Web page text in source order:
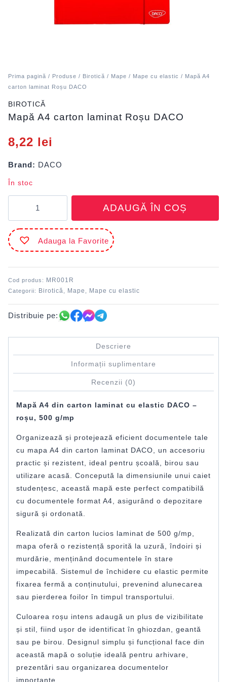
Prima pagină / Produse / Birotică / Mape / Mape cu elastic / Mapă A4
carton laminat Roșu DACO
BIROTICĂ
Mapă A4 carton laminat Roșu DACO
8,22 lei
Brand: DACO
În stoc
A4
carton
laminat
Roșu
ADAUGĂ ÎN COȘ
Adauga la Favorite
Cod produs: MR001R
Categorii: Birotică Mape Mape cu elastic
Distribuie pe:
Descriere
Informații suplimentare
Recenzii (0)
Mapă A4 din carton laminat cu elastic DACO –
roșu, 500 g/mp
Organizează și protejează eficient documentele tale
cu mapa A4 din carton laminat DACO, un accesoriu
practic și rezistent, ideal pentru școală, birou sau
utilizare acasă. Concepută la dimensiunile unui caiet
studențesc, această mapă este perfect compatibilă
cu documentele format A4, asigurând o depozitare
sigură și ordonată.
Realizată din carton lucios laminat de 500 g/mp,
mapa oferă o rezistență sporită la uzură, îndoiri și
murdărie, menținând documentele în stare
impecabilă. Sistemul de închidere cu elastic permite
fixarea fermă a conținutului, prevenind alunecarea
sau pierderea foilor în timpul transportului.
Culoarea roșu intens adaugă un plus de vizibilitate
și stil, fiind ușor de identificat în ghiozdan, geantă
sau pe birou. Designul simplu și funcțional face din
această mapă o soluție ideală pentru arhivare,
prezentări sau organizarea documentelor
importante.